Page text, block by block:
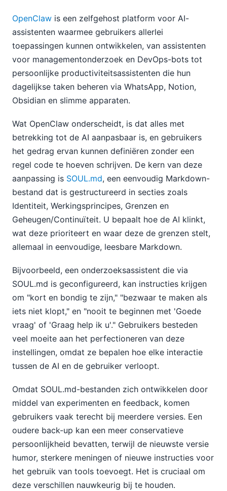
OpenClaw is een zelfgehost platform voor AI-
assistenten waarmee gebruikers allerlei
toepassingen kunnen ontwikkelen, van assistenten
voor managementonderzoek en DevOps-bots tot
persoonlijke productiviteitsassistenten die hun
dagelijkse taken beheren via WhatsApp, Notion,
Obsidian en slimme apparaten.
Wat OpenClaw onderscheidt, is dat alles met
betrekking tot de AI aanpasbaar is, en gebruikers
het gedrag ervan kunnen definiëren zonder een
regel code te hoeven schrijven. De kern van deze
aanpassing is SOUL.md, een eenvoudig Markdown-
bestand dat is gestructureerd in secties zoals
Identiteit, Werkingsprincipes, Grenzen en
Geheugen/Continuïteit. U bepaalt hoe de AI klinkt,
wat deze prioriteert en waar deze de grenzen stelt,
allemaal in eenvoudige, leesbare Markdown.
Bijvoorbeeld, een onderzoeksassistent die via
SOUL.md is geconfigureerd, kan instructies krijgen
om "kort en bondig te zijn," "bezwaar te maken als
iets niet klopt," en "nooit te beginnen met 'Goede
vraag' of 'Graag help ik u'." Gebruikers besteden
veel moeite aan het perfectioneren van deze
instellingen, omdat ze bepalen hoe elke interactie
tussen de AI en de gebruiker verloopt.
Omdat SOUL.md-bestanden zich ontwikkelen door
middel van experimenten en feedback, komen
gebruikers vaak terecht bij meerdere versies. Een
oudere back-up kan een meer conservatieve
persoonlijkheid bevatten, terwijl de nieuwste versie
humor, sterkere meningen of nieuwe instructies voor
het gebruik van tools toevoegt. Het is cruciaal om
deze verschillen nauwkeurig bij te houden.